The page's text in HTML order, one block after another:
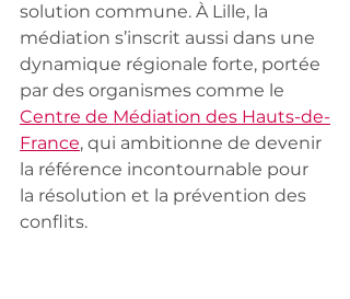
solution commune. À Lille, la
médiation s’inscrit aussi dans une
dynamique régionale forte, portée
par des organismes comme le
Centre de Médiation des Hauts-de-
France, qui ambitionne de devenir
la référence incontournable pour
la résolution et la prévention des
conflits.